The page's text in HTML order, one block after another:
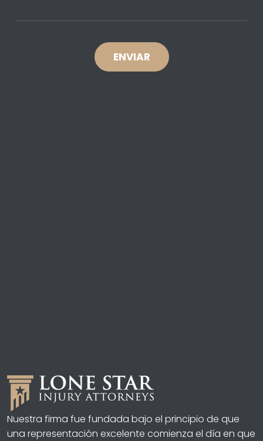
Nuestra firma fue fundada bajo el principio de que
una representación excelente comienza el día en que